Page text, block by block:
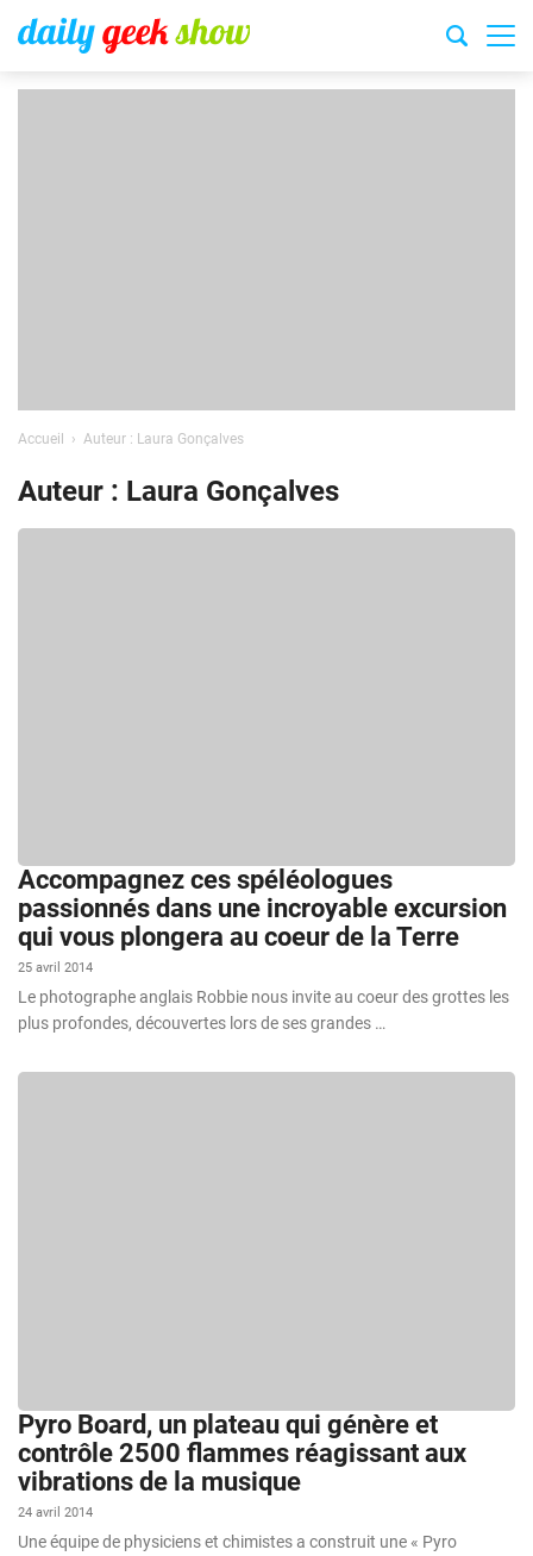
Accueil Auteur : Laura Gonçalves
Auteur : Laura Gonçalves
Accompagnez ces spéléologues
passionnés dans une incroyable excursion
qui vous plongera au coeur de la Terre
25 avril 2014
Le photographe anglais Robbie nous invite au coeur des grottes les
plus profondes, découvertes lors de ses grandes …
Pyro Board, un plateau qui génère et
contrôle 2500 flammes réagissant aux
vibrations de la musique
24 avril 2014
Une équipe de physiciens et chimistes a construit une « Pyro